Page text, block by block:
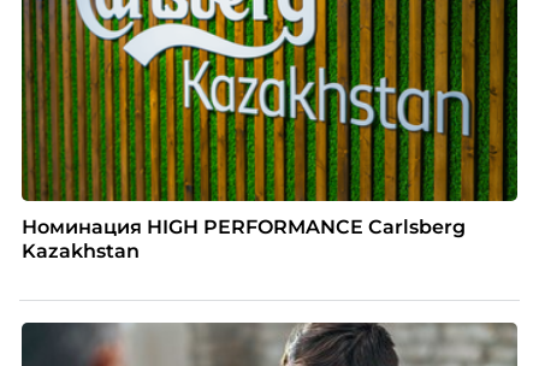
Номинация HIGH PERFORMANCE Carlsberg
Kazakhstan